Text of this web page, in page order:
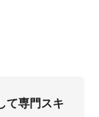
て専⾨スキ